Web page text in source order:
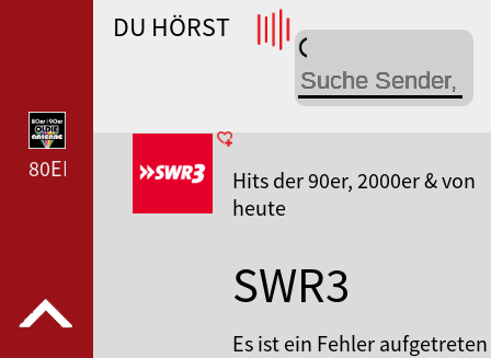
DEUTSCHLANDFUNK --- DEUTSCHLANDFUNK ---
80ER 90ER OLDIE ANTENNE --- 80ER 90ER OLDIE
DU HÖRST
Hits der 90er, 2000er & von
heute
SWR3
Es ist ein Fehler aufgetreten